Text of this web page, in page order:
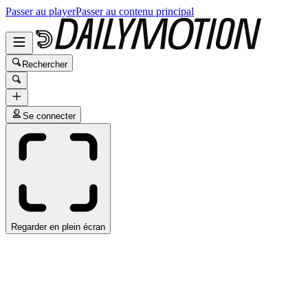
Passer au playerPasser au contenu principal
Rechercher
Se connecter
Regarder en plein écran